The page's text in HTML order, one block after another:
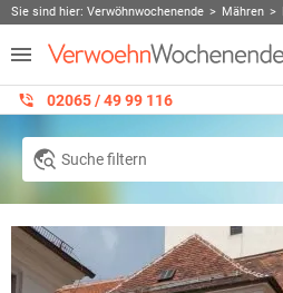
Sie sind hier: Verwöhnwochenende Mähren
02065 / 49 ‌99 116
Suche filtern